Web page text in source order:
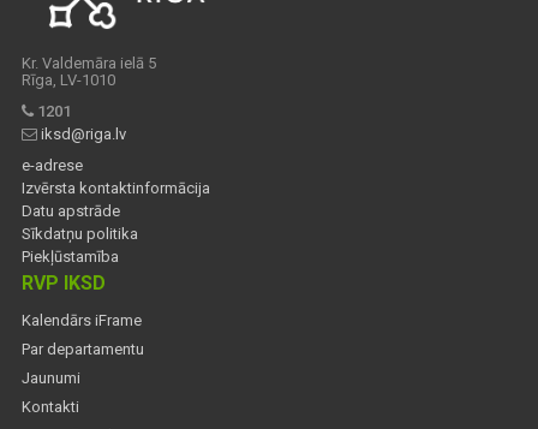
Kr. Valdemāra ielā 5
Rīga, LV-1010
1201
iksd@riga.lv
e-adrese
Izvērsta kontaktinformācija
Datu apstrāde
Sīkdatņu politika
Piekļūstamība
RVP IKSD
Kalendārs iFrame
Par departamentu
Jaunumi
Kontakti